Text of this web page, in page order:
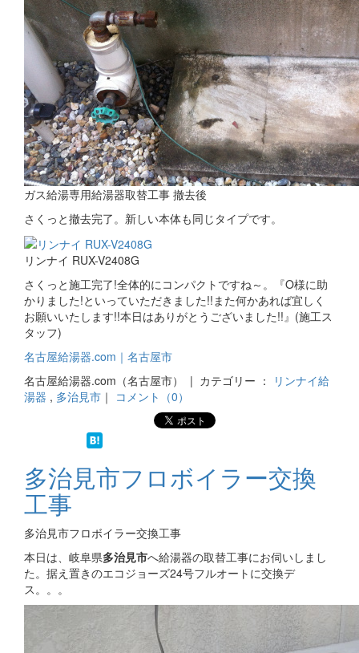
ガス給湯専用給湯器取替工事 撤去後
さくっと撤去完了。新しい本体も同じタイプです。
リンナイ RUX-V2408G
さくっと施工完了!全体的にコンパクトですね～。『O様に助
かりました!といっていただきました!!また何かあれば宜しく
お願いいたします!!本日はありがとうございました!!』(施工ス
タッフ)
名古屋給湯器.com｜名古屋市
名古屋給湯器.com（名古屋市） | カテゴリー ：
リンナイ給
湯器 , 多治見市 ｜ コメント（0）
多治見市フロボイラー交換
工事
多治見市フロボイラー交換工事
本日は、岐阜県多治見市へ給湯器の取替工事にお伺いしまし
た。据え置きのエコジョーズ24号フルオートに交換デ
ス。。。